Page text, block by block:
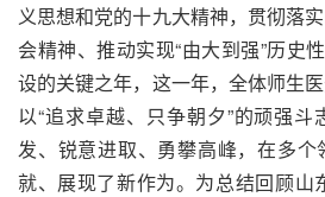
义思想和党的十九大精神，贯彻落
会精神、推动实现“由大到强”历史
设的关键之年，这一年，全体师生
以“追求卓越、只争朝夕”的顽强
发、锐意进取、勇攀高峰，在多
就、展现了新作为。为总结回顾山